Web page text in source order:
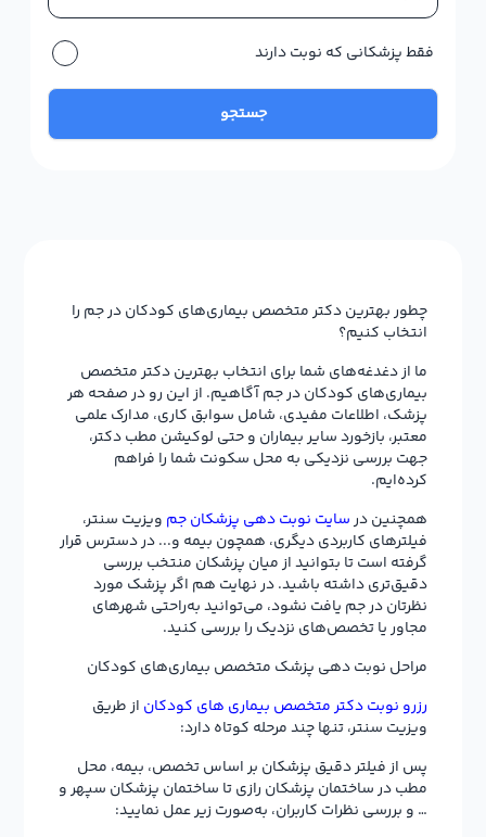
فقط پزشکانی که نوبت دارند
جستجو
چطور بهترین دکتر متخصص بیماری‌های کودکان در جم را
انتخاب کنیم؟
ما از دغدغه‌های شما برای انتخاب بهترین دکتر متخصص
بیماری‌های کودکان در جم آگاهیم. از این رو در صفحه هر
پزشک، اطلاعات مفیدی، شامل سوابق کاری، مدارک علمی
معتبر، بازخورد سایر بیماران و حتی لوکیشن مطب دکتر،
جهت بررسی نزدیکی به محل سکونت شما را فراهم
کرده‌ایم.
همچنین درسایت نوبت دهی پزشکان جم ویزیت سنتر،
فیلترهای کاربردی دیگری، همچون بیمه و... در دسترس قرار
گرفته است تا بتوانید از میان پزشکان منتخب بررسی
دقیق‌تری داشته باشید. در نهایت هم اگر پزشک مورد
نظرتان در جم یافت نشود، می‌توانید به‌راحتی شهرهای
مجاور یا تخصص‌های نزدیک را بررسی کنید.
مراحل نوبت دهی پزشک متخصص بیماری‌های کودکان
رزرو نوبت دکتر متخصص بیماری های کودکان از طریق
ویزیت سنتر، تنها چند مرحله کوتاه دارد:
پس از فیلتر دقیق پزشکان بر اساس تخصص، بیمه، محل
مطب در ساختمان پزشکان رازی تا ساختمان پزشکان سپهر و
… و بررسی نظرات کاربران، به‌صورت زیر عمل نمایید: